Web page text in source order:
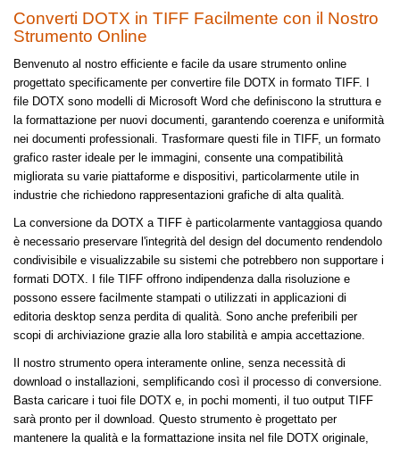
Converti DOTX in TIFF Facilmente con il Nostro
Strumento Online
Benvenuto al nostro efficiente e facile da usare strumento online
progettato specificamente per convertire file DOTX in formato TIFF. I
file DOTX sono modelli di Microsoft Word che definiscono la struttura e
la formattazione per nuovi documenti, garantendo coerenza e uniformità
nei documenti professionali. Trasformare questi file in TIFF, un formato
grafico raster ideale per le immagini, consente una compatibilità
migliorata su varie piattaforme e dispositivi, particolarmente utile in
industrie che richiedono rappresentazioni grafiche di alta qualità.
La conversione da DOTX a TIFF è particolarmente vantaggiosa quando
è necessario preservare l'integrità del design del documento rendendolo
condivisibile e visualizzabile su sistemi che potrebbero non supportare i
formati DOTX. I file TIFF offrono indipendenza dalla risoluzione e
possono essere facilmente stampati o utilizzati in applicazioni di
editoria desktop senza perdita di qualità. Sono anche preferibili per
scopi di archiviazione grazie alla loro stabilità e ampia accettazione.
Il nostro strumento opera interamente online, senza necessità di
download o installazioni, semplificando così il processo di conversione.
Basta caricare i tuoi file DOTX e, in pochi momenti, il tuo output TIFF
sarà pronto per il download. Questo strumento è progettato per
mantenere la qualità e la formattazione insita nel file DOTX originale,